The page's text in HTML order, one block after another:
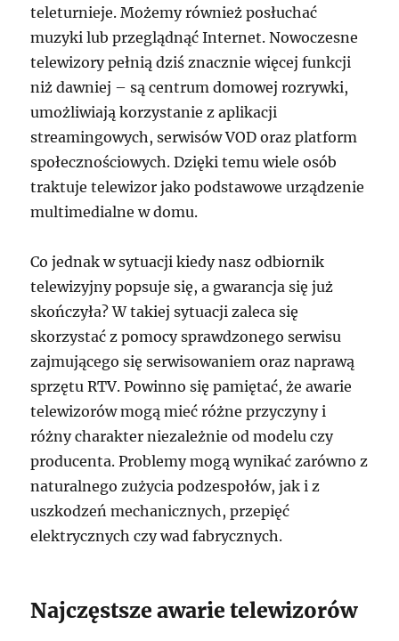
teleturnieje. Możemy również posłuchać
muzyki lub przeglądnąć Internet. Nowoczesne
telewizory pełnią dziś znacznie więcej funkcji
niż dawniej – są centrum domowej rozrywki,
umożliwiają korzystanie z aplikacji
streamingowych, serwisów VOD oraz platform
społecznościowych. Dzięki temu wiele osób
traktuje telewizor jako podstawowe urządzenie
multimedialne w domu.
Co jednak w sytuacji kiedy nasz odbiornik
telewizyjny popsuje się, a gwarancja się już
skończyła? W takiej sytuacji zaleca się
skorzystać z pomocy sprawdzonego serwisu
zajmującego się serwisowaniem oraz naprawą
sprzętu RTV. Powinno się pamiętać, że awarie
telewizorów mogą mieć różne przyczyny i
różny charakter niezależnie od modelu czy
producenta. Problemy mogą wynikać zarówno z
naturalnego zużycia podzespołów, jak i z
uszkodzeń mechanicznych, przepięć
elektrycznych czy wad fabrycznych.
Najczęstsze awarie telewizorów